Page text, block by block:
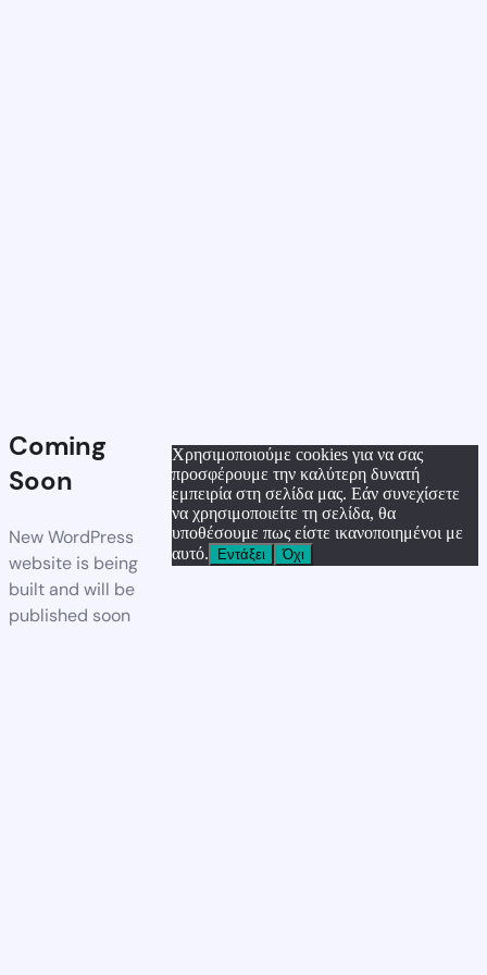
Coming
Soon
New WordPress
website is being
built and will be
published soon
Χρησιμοποιούμε cookies για να σας
προσφέρουμε την καλύτερη δυνατή
εμπειρία στη σελίδα μας. Εάν συνεχίσετε
να χρησιμοποιείτε τη σελίδα, θα
υποθέσουμε πως είστε ικανοποιημένοι με
αυτό.
Εντάξει Όχι